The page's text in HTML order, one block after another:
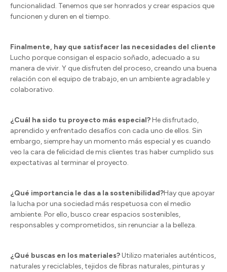
funcionalidad. Tenemos que ser honrados y crear espacios que
funcionen y duren en el tiempo.
Finalmente, hay que satisfacer las necesidades del cliente
Lucho porque consigan el espacio soñado, adecuado a su
manera de vivir. Y que disfruten del proceso, creando una buena
relación con el equipo de trabajo, en un ambiente agradable y
colaborativo.
¿Cuál ha sido tu proyecto más especial?He disfrutado,
aprendido y enfrentado desafíos con cada uno de ellos. Sin
embargo, siempre hay un momento más especial y es cuando
veo la cara de felicidad de mis clientes tras haber cumplido sus
expectativas al terminar el proyecto.
¿Qué importancia le das a la sostenibilidad?Hay que apoyar
la lucha por una sociedad más respetuosa con el medio
ambiente. Por ello, busco crear espacios sostenibles,
responsables y comprometidos, sin renunciar a la belleza.
¿Qué buscas en los materiales?Utilizo materiales auténticos,
naturales y reciclables, tejidos de fibras naturales, pinturas y